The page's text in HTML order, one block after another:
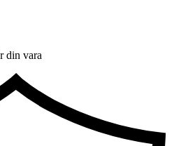
din vara